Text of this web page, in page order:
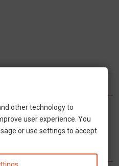
other technology to
user experience. You
or use settings to accept